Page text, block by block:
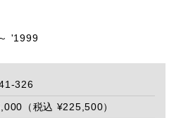
'1999
326
（税込 ¥225,500）